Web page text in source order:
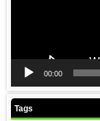
00:00
Tags